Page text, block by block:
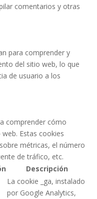
comentarios y otras
para comprender y
del sitio web, lo que
de usuario a los
comprender cómo
Estas cookies
métricas, el número
de tráfico, etc.
Descripción
La cookie _ga, instalado
por Google Analytics,